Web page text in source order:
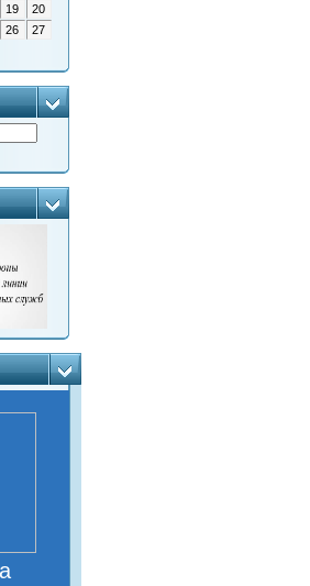
19
20
26
27